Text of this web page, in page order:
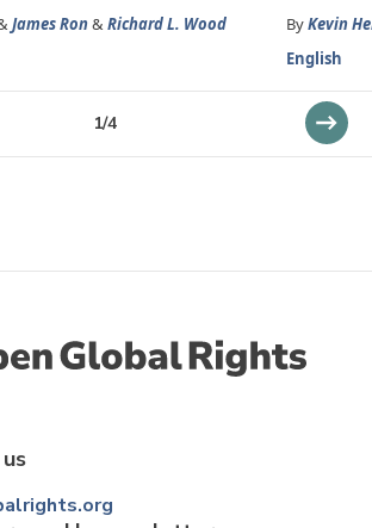
James Ron& Richard L. Wood
ByKevin
English
1/4